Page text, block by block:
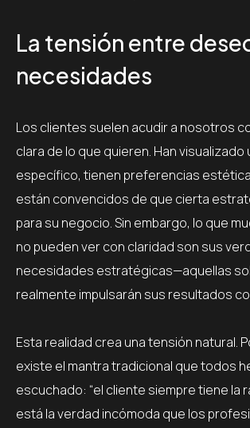
La tensión entre
necesidades
Los clientes suelen acudir a nosotros
clara de lo que quieren. Han
específico, tienen preferencias
están convencidos de que cierta
para su negocio. Sin embargo, lo que
no pueden ver con claridad son sus
necesidades estratégicas—aquellas
realmente impulsarán sus resultados
Esta realidad crea una tensión natural.
existe el mantra tradicional que todos
escuchado: “el cliente siempre tiene la
está la verdad incómoda que los